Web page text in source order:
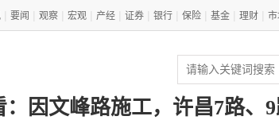
要闻 观察 宏观 产经 证券 银行 保险 基金 理财
：因文峰路施工，许昌7路、